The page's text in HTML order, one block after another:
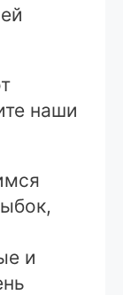
наши
и